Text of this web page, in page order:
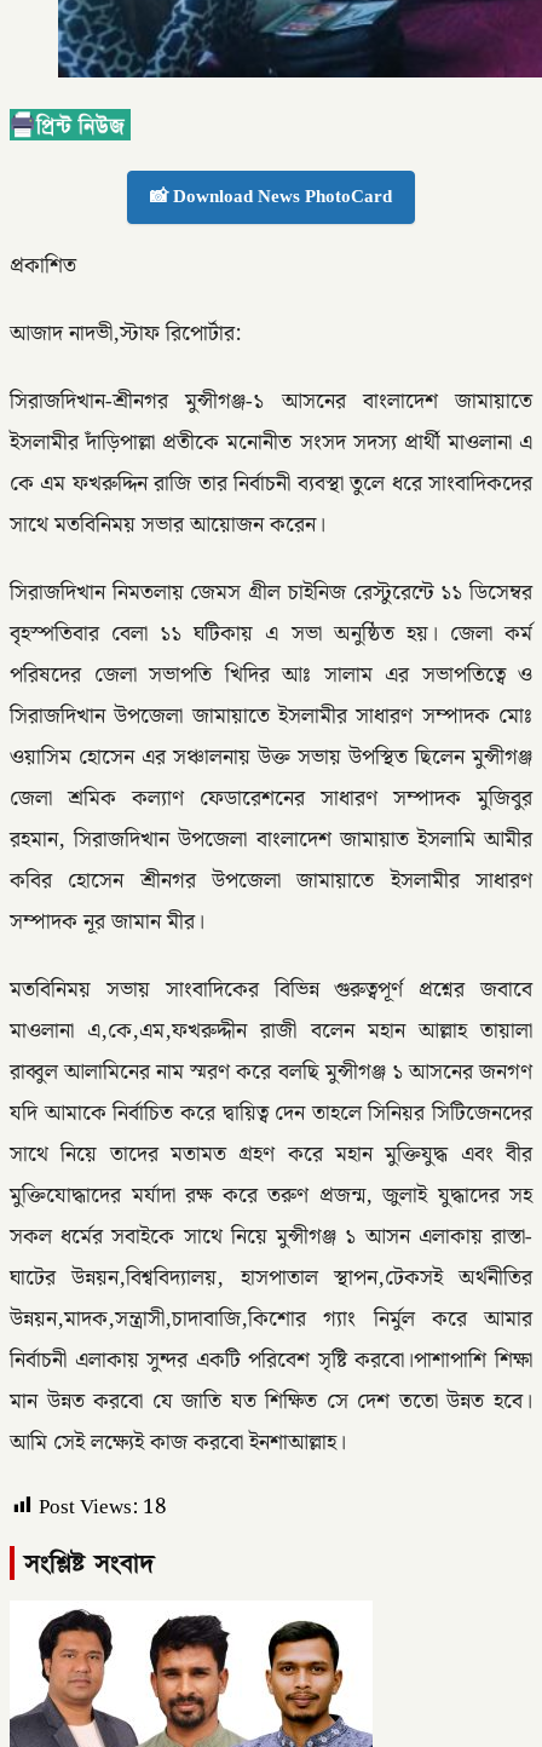
📸 Download News PhotoCard
প্রকাশিত
আজাদ নাদভী,স্টাফ রিপোর্টার:
সিরাজদিখান-শ্রীনগর মুন্সীগঞ্জ-১ আসনের বাংলাদেশ জামায়াতে
ইসলামীর দাঁড়িপাল্লা প্রতীকে মনোনীত সংসদ সদস্য প্রার্থী মাওলানা এ
কে এম ফখরুদ্দিন রাজি তার নির্বাচনী ব্যবস্থা তুলে ধরে সাংবাদিকদের
সাথে মতবিনিময় সভার আয়োজন করেন।
সিরাজদিখান নিমতলায় জেমস গ্রীল চাইনিজ রেস্টুরেন্টে ১১ ডিসেম্বর
বৃহস্পতিবার বেলা ১১ ঘটিকায় এ সভা অনুষ্ঠিত হয়। জেলা কর্ম
পরিষদের জেলা সভাপতি খিদির আঃ সালাম এর সভাপতিত্বে ও
সিরাজদিখান উপজেলা জামায়াতে ইসলামীর সাধারণ সম্পাদক মোঃ
ওয়াসিম হোসেন এর সঞ্চালনায় উক্ত সভায় উপস্থিত ছিলেন মুন্সীগঞ্জ
জেলা শ্রমিক কল্যাণ ফেডারেশনের সাধারণ সম্পাদক মুজিবুর
রহমান, সিরাজদিখান উপজেলা বাংলাদেশ জামায়াত ইসলামি আমীর
কবির হোসেন শ্রীনগর উপজেলা জামায়াতে ইসলামীর সাধারণ
সম্পাদক নূর জামান মীর।
মতবিনিময় সভায় সাংবাদিকের বিভিন্ন গুরুত্বপূর্ণ প্রশ্নের জবাবে
মাওলানা এ,কে,এম,ফখরুদ্দীন রাজী বলেন মহান আল্লাহ তায়ালা
রাব্বুল আলামিনের নাম স্মরণ করে বলছি মুন্সীগঞ্জ ১ আসনের জনগণ
যদি আমাকে নির্বাচিত করে দ্বায়িত্ব দেন তাহলে সিনিয়র সিটিজেনদের
সাথে নিয়ে তাদের মতামত গ্রহণ করে মহান মুক্তিযুদ্ধ এবং বীর
মুক্তিযোদ্ধাদের মর্যাদা রক্ষ করে তরুণ প্রজন্ম, জুলাই যুদ্ধাদের সহ
সকল ধর্মের সবাইকে সাথে নিয়ে মুন্সীগঞ্জ ১ আসন এলাকায় রাস্তা-
ঘাটের উন্নয়ন,বিশ্ববিদ্যালয়, হাসপাতাল স্থাপন,টেকসই অর্থনীতির
উন্নয়ন,মাদক,সন্ত্রাসী,চাদাবাজি,কিশোর গ্যাং নির্মুল করে আমার
নির্বাচনী এলাকায় সুন্দর একটি পরিবেশ সৃষ্টি করবো।পাশাপাশি শিক্ষা
মান উন্নত করবো যে জাতি যত শিক্ষিত সে দেশ ততো উন্নত হবে।
আমি সেই লক্ষ্যেই কাজ করবো ইনশাআল্লাহ।
Post Views: 18
সংশ্লিষ্ট সংবাদ